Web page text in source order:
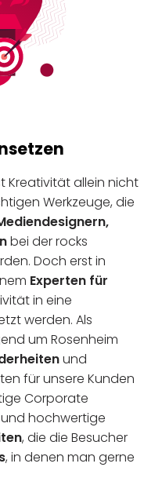
Kreativität allein nicht
Werkzeuge, die
bei der rocks
Doch erst in
Experten für
in eine
werden. Als
um Rosenheim
und
für unsere Kunden
Corporate
und hochwertige
, die die Besucher
, in denen man gerne